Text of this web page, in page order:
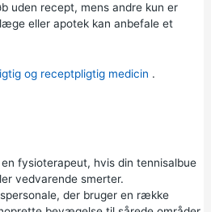
uden recept, mens andre kun er
eller apotek kan anbefale et
og receptpligtig medicin .
fysioterapeut, hvis din tennisalbue
vedvarende smerter.
der bruger en række